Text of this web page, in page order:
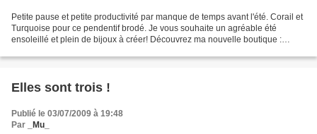
Petite pause et petite productivité par manque de temps avant l'été. Corail et
Turquoise pour ce pendentif brodé. Je vous souhaite un agréable été
ensoleillé et plein de bijoux à créer! Découvrez ma nouvelle boutique :
Elles sont trois !
Publié le 03/07/2009 à 19:48
Par
_Mu_